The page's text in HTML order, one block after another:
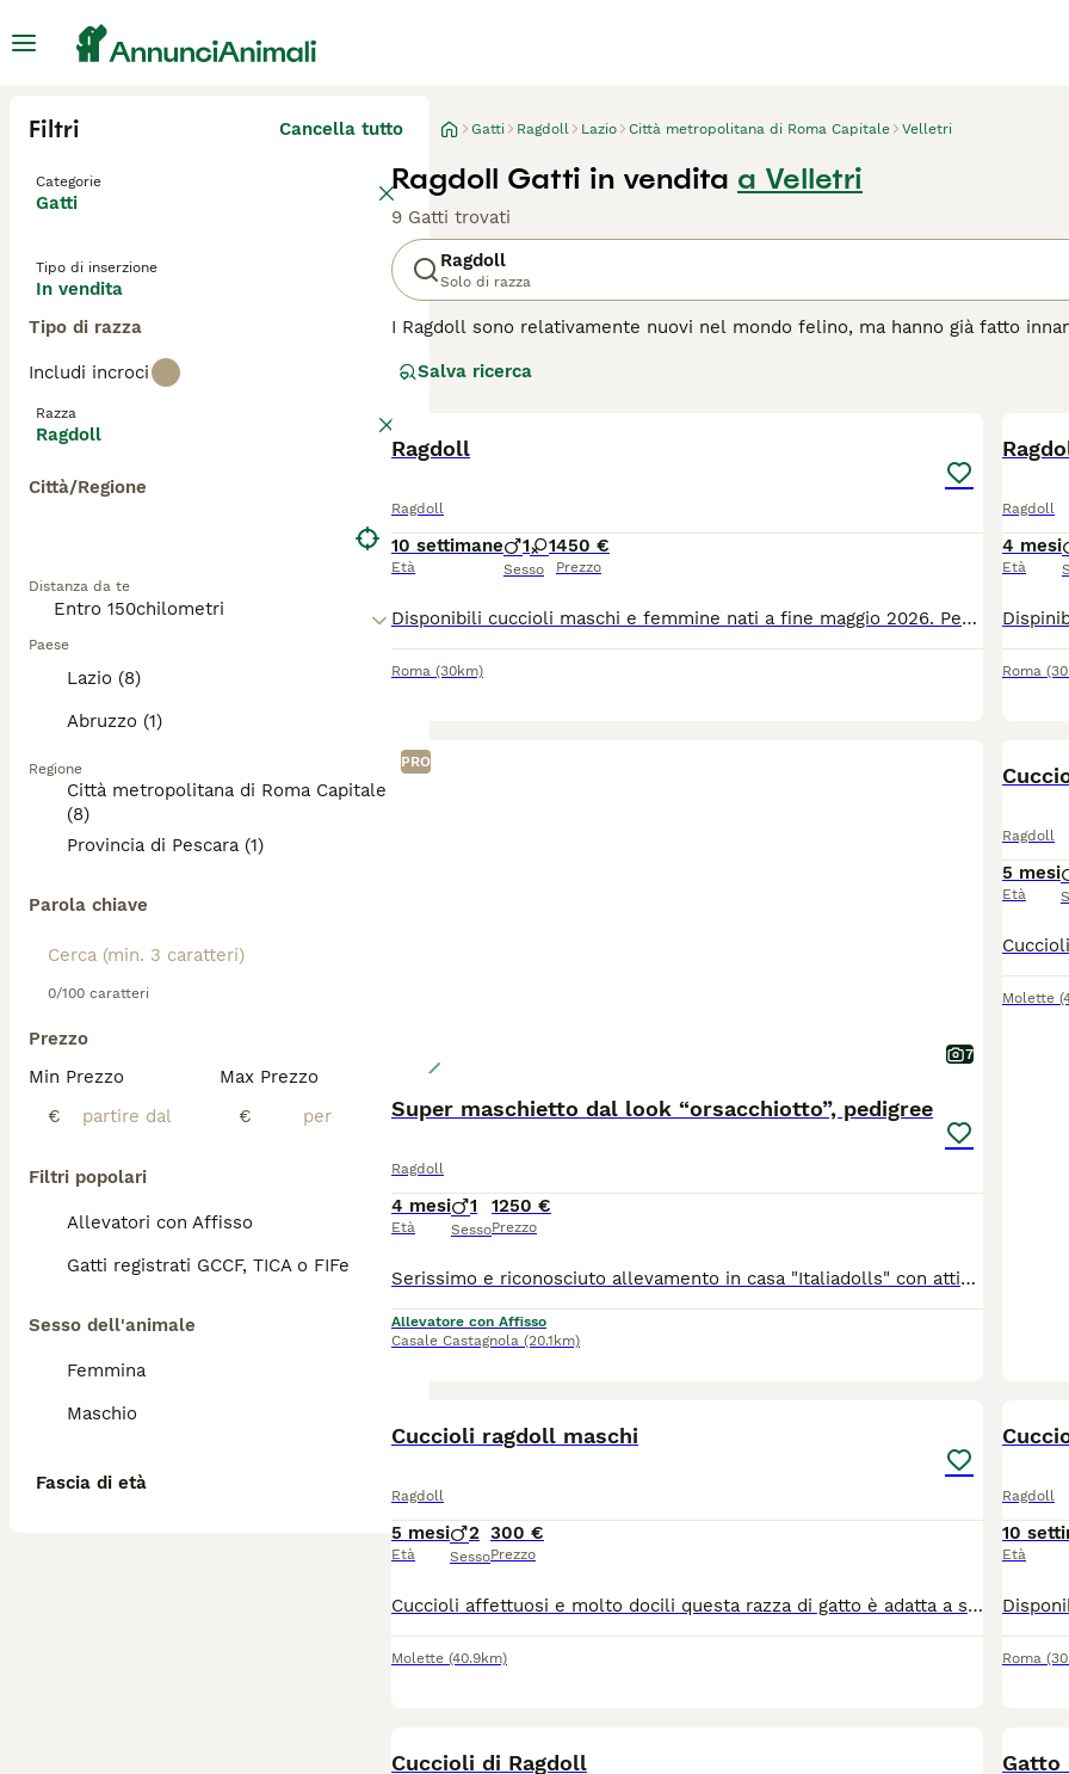
Filtri Cancella tutto
Categorie
Gatti
Tipo di inserzione
In vendita
Tipo di razza
Includi incroci
Razza
Ragdoll
Città/Regione
Distanza da te
Paese
Lazio (8)
Abruzzo (1)
Regione
Città metropolitana di Roma Capitale
(8)
Provincia di Pescara (1)
Parola chiave
0/100 caratteri
Prezzo
Min Prezzo
€
Max Prezzo
€
Filtri popolari
Allevatori con Affisso
Gatti registrati GCCF, TICA o FIFe
Sesso dell'animale
Femmina
Maschio
Fascia di età
Gatti Ragdoll Lazio Città metropolitana di Roma Capitale Velletri
Ragdoll Gatti in vendita a Velletri
9 Gatti trovati
Ragdoll
Solo di razza
I Ragdoll sono relativamente nuovi nel mondo felino, ma hanno già fatto
occhi azzurri. Questi adorabili animali sono noti per essere molto rilassati
Leggi lanostra pagina di consigli sul Ragdoll per informazioni su questa
Salva ricerca
Ragdoll
Ragdoll
10 settimane
Età
1 1
Sesso
450 €
Prezzo
Disponibili cuccioli maschi e femmine nati a fine maggio 2026. Per informazioni, foto e disponibilità contattatemi in privato.
Roma (30km)
Ragdoll
4 mesi
Età
Roma
PRO
7
Super maschietto dal look “orsacchiotto”, pedigree
Ragdoll
4 mesi
Età
1
Sesso
1250 €
Prezzo
Serissimo e riconosciuto allevamento in casa "Italiadolls" con attività da quasi 15 anni, registrato a Roma, dispone di un'ottimo maschietto Ragdoll. Prestigiose linee americane con discendenze scandinave e tedesche conosciute nel mondo per ottimo fenotipo (linee morbide, look da orsacchiotto) e genotipo. Annuncio e’ rivolto solamente alle persone interessate ad alta qualità di cucciolo (da compagnia) con tutti i documenti completi in regola (pedigree ministeriale, contratto, passaggio di proprieta, libretto con completo iter di vaccini e sverminazioni, test genetici e virali), garanzie contrattuali e assistenza post vendita GRATUITA PER TUTTA LA VITA DEL CUCCIOLO. Contattare (come il primo contatto) tramite messaggio via What’sApp 348 8552121 la sera o e-mail: italiadolls@gmail.com e visitare il sito web: www.italiadollsragdoll.com e sulla prima pagina del sito web anche link su facebook dove trovate gli aggiornamenti. Maschietto puo’ trasferirsi nella sua nuova casa dall’eta’ di 16 settimane in poi. Se necessario la consegna potrebbe avvenire in tutt'Italia.
Allevatore con Affisso
Casale Castagnola (20.1km)
Ragdoll
5 mesi
Età
Molette
Cuccioli ragdoll maschi
Ragdoll
5 mesi
Età
2
Sesso
300 €
Prezzo
Cuccioli affettuosi e molto docili questa razza di gatto è adatta a stare con altri animali ed per la pet teraphy abituati alla letteria x ulteriori informazioni contattare su whatsapp al numero 3489802110
Molette (40.9km)
Ragdoll
10
Età
Roma
Cuccioli di Ragdoll Gatto